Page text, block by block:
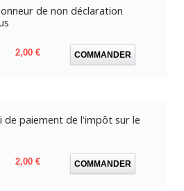
de non déclaration
Prix
2,00 € COMMANDER
de paiement de l'impôt sur le
Prix
2,00 € COMMANDER